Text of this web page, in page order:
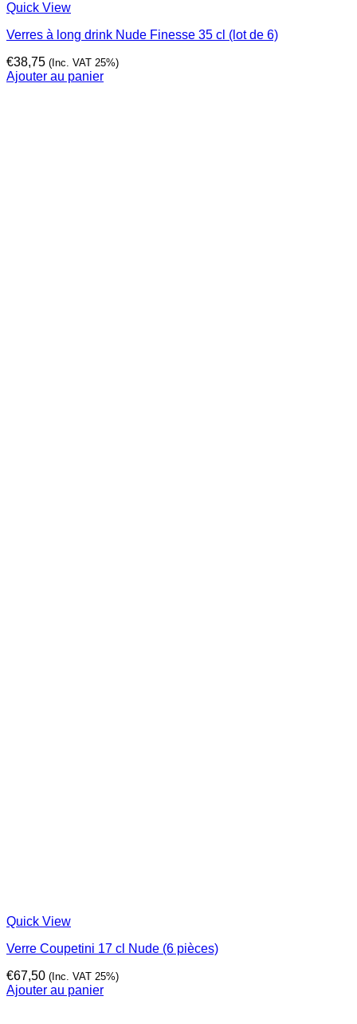
Quick View
Verres à long drink Nude Finesse 35 cl (lot de 6)
€38,75 (Inc. VAT 25%)
Ajouter au panier
Quick View
Verre Coupetini 17 cl Nude (6 pièces)
€67,50 (Inc. VAT 25%)
Ajouter au panier